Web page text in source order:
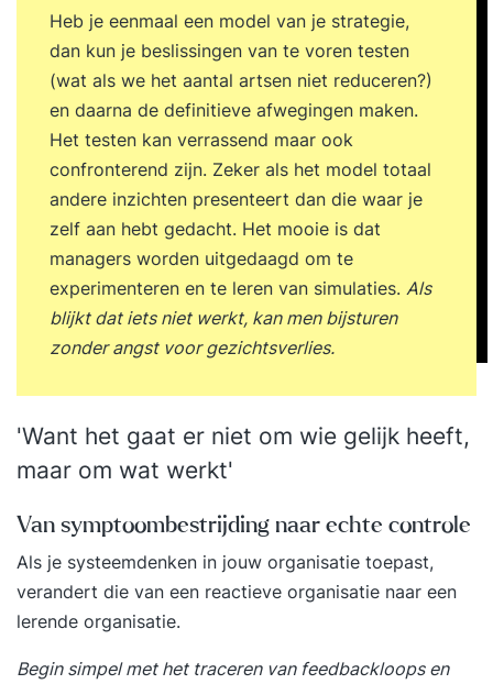
Heb je eenmaal een model van je strategie,
dan kun je beslissingen van te voren testen
(wat als we het aantal artsen niet reduceren?)
en daarna de definitieve afwegingen maken.
Het testen kan verrassend maar ook
confronterend zijn. Zeker als het model totaal
andere inzichten presenteert dan die waar je
zelf aan hebt gedacht. Het mooie is dat
managers worden uitgedaagd om te
experimenteren en te leren van simulaties. Als
blijkt dat iets niet werkt, kan men bijsturen
zonder angst voor gezichtsverlies.
'Want het gaat er niet om wie gelijk heeft,
maar om wat werkt'
Van symptoombestrijding naar echte controle
Als je systeemdenken in jouw organisatie toepast,
verandert die van een reactieve organisatie naar een
lerende organisatie.
Begin simpel met het traceren van feedbackloops en